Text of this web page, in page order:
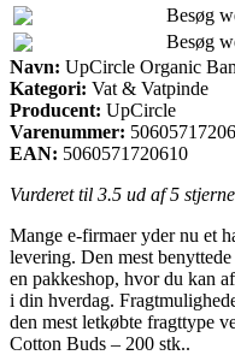
Besøg
Besøg
Navn: UpCircle Organic
Kategori: Vat & Vatpinde
Producent: UpCircle
Varenummer:
EAN: 5060571720610
Vurderet til 3.5 ud af 5
Mange e-firmaer yder nu et
levering. Den mest
en pakkeshop, hvor du kan
i din hverdag.
den mest letkøbte fragttype
Cotton Buds – 200 stk..